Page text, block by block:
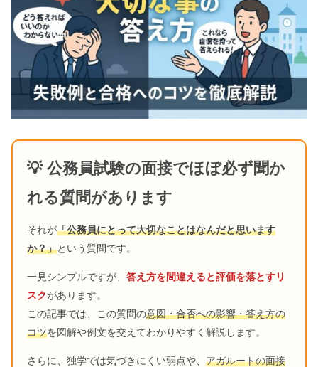
💡 公務員試験の面接でほぼ必ず聞か
れる質問があります
それが「公務員にとって大切なことはなんだと思います
か？」という質問です。
一見シンプルですが、 答え方を間違えると評価を落とすリ
スクがあります。
この記事では、この質問の意図・合否への影響・答え方の
コツを図解や例文を交えてわかりやすく解説します。
さらに、独学では気づきにくい弱点や、 アガルートの面接